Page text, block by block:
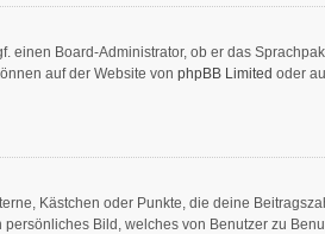
einen Board-Administrator, ob er das
auf der Website von phpBB Limited oder
Kästchen oder Punkte, die deine
Bild, welches von Benutzer zu